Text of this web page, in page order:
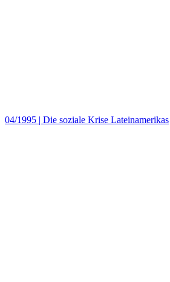
04/1995 | Die soziale Krise Lateinamerikas